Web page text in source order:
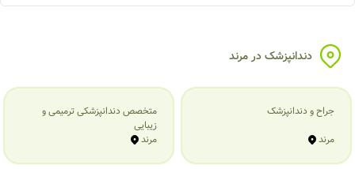
دندانپزشک در مرند
جراح و دندانپزشک
مرند
متخصص دندانپزشکی ترمیمی و
زیبایی
مرند